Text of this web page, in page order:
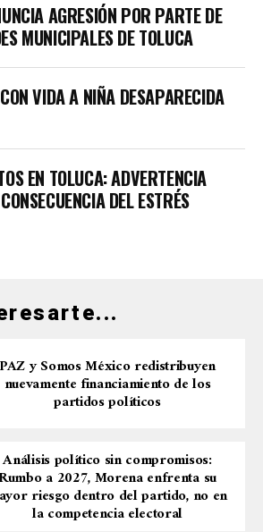
AGRESIÓN POR PARTE DE
MUNICIPALES DE TOLUCA
VIDA A NIÑA DESAPARECIDA
EN TOLUCA: ADVERTENCIA
DEL ESTRÉS
PAZ y Somos México redistribuyen
nuevamente financiamiento de los
partidos políticos
Análisis político sin compromisos:
Rumbo a 2027, Morena enfrenta su
riesgo dentro del partido, no en
la competencia electoral